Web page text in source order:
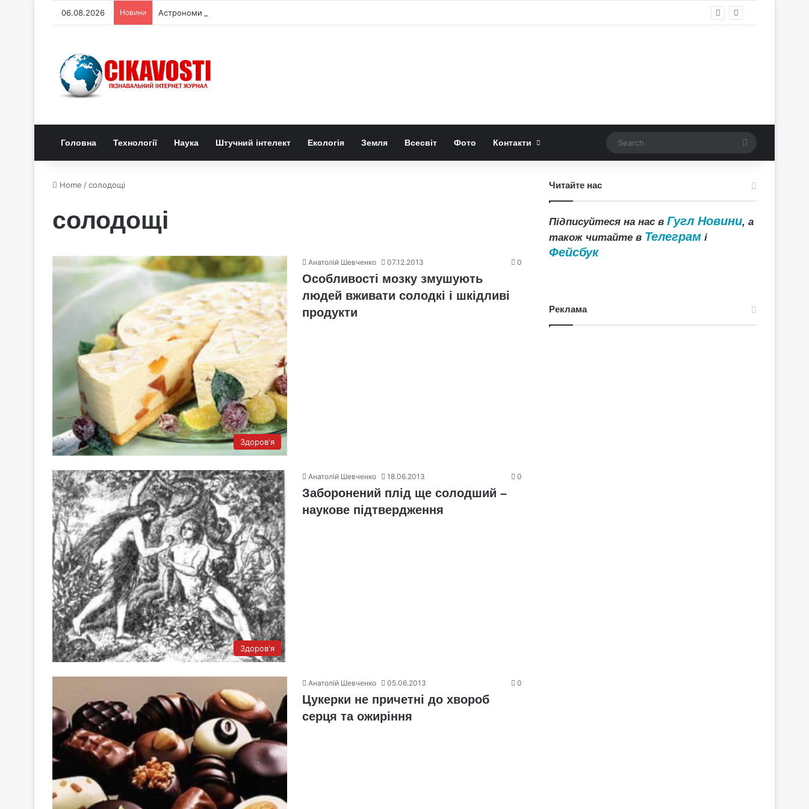
06.08.2026 Новини Астрономи виявили що чорні діри викидають стільки ж речовини як поглинають
Головна Технології Наука Штучний інтелект Екологія Земля Всесвіт Фото Контакти Search
Home /солодощі
солодощі
Здоров'я
Анатолій Шевченко 07.12.2013 0
Особливості мозку змушують
людей вживати солодкі і шкідливі
продукти
Здоров'я
Анатолій Шевченко 18.06.2013 0
Заборонений плід ще солодший –
наукове підтвердження
Анатолій Шевченко 05.06.2013 0
Цукерки не причетні до хвороб
серця та ожиріння
Читайте нас
Підписуйтеся на нас вГугл Новини, а
також читайте в Телеграм і
Фейсбук
Реклама